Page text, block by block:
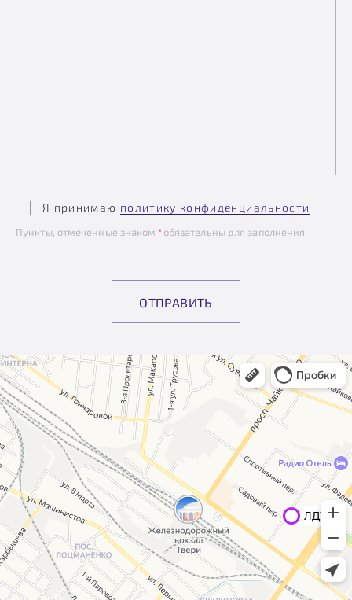
Я принимаю политику конфиденциальности
Пункты, отмеченные знаком *обязательны для заполнения
ОТПРАВИТЬ